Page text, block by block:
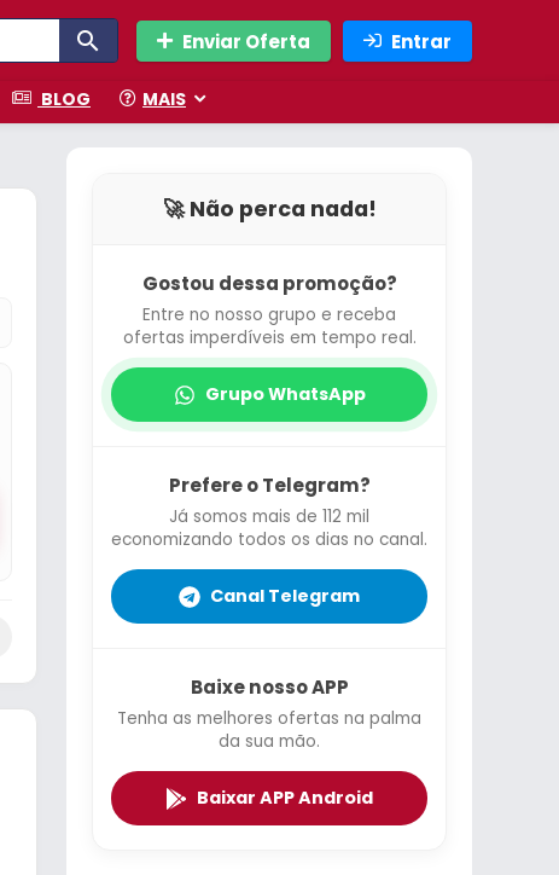
Enviar Oferta Entrar
BLOG MAIS
🚀 Não perca nada!
Gostou dessa promoção?
Entre no nosso grupo e receba
ofertas imperdíveis em tempo real.
Grupo WhatsApp
Prefere o Telegram?
Já somos mais de 112 mil
economizando todos os dias no canal.
Canal Telegram
Baixe nosso APP
Tenha as melhores ofertas na palma
da sua mão.
Baixar APP Android